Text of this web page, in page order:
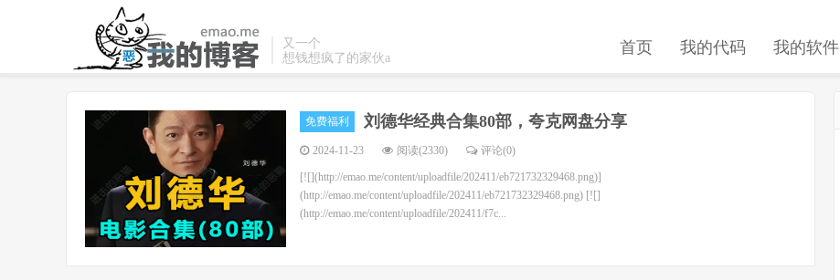
又一个
想钱想疯了的家伙a
首页 我的代码 我的软件
免费福利 刘德华经典合集80部，夸克网盘分享
2024-11-23 阅读(2330) 评论(0)
[![](http://emao.me/content/uploadfile/202411/eb721732329468.png)]
(http://emao.me/content/uploadfile/202411/eb721732329468.png) [![]
(http://emao.me/content/uploadfile/202411/f7c...